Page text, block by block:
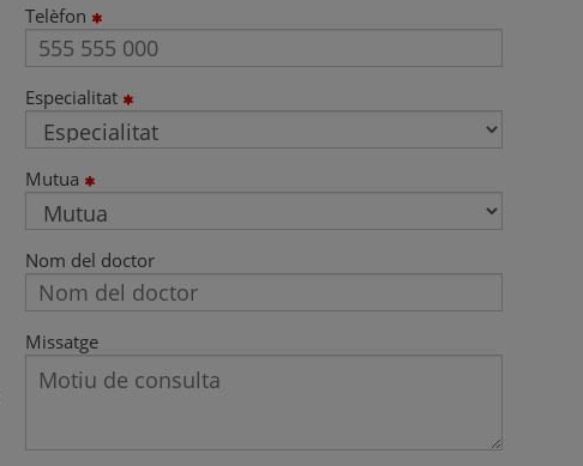
Telèfon
Especialitat
Mutua
Nom del doctor
Missatge